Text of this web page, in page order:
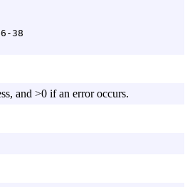
38
and >0 if an error occurs.